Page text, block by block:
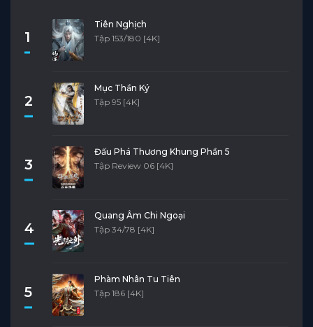
1
Tiên Nghịch
Tập 153/180 [4K]
2
Mục Thần Ký
Tập 95 [4K]
3
Đấu Phá Thương Khung Phần 5
Tập Review 06 [4K]
4
Quang Âm Chi Ngoại
Tập 34/78 [4K]
5
Phàm Nhân Tu Tiên
Tập 186 [4K]